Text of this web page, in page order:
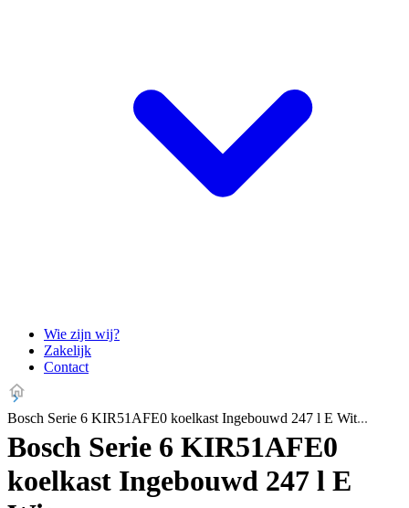
Wie zijn wij?
Zakelijk
Contact
Bosch Serie 6 KIR51AFE0 koelkast Ingebouwd 247 l E Wit
Bosch Serie 6 KIR51AFE0
koelkast Ingebouwd 247 l E